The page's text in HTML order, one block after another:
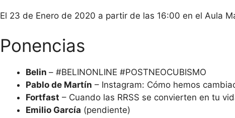
El 23 de Enero de 2020 a partir de las 16:00 en el Aula
Ponencias
Belin – #BELINONLINE #POSTNEOCUBISMO
Pablo de Martín – Instagram: Cómo hemos
Fortfast – Cuando las RRSS se convierten en tu
Emilio García (pendiente)